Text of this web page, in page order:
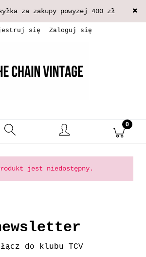
za zakupy powyżej 400 zł
się Zaloguj się
jest niedostępny.
do klubu TCV